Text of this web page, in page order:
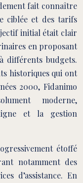
fait connaître
ciblée et des tarifs
initial était clair
en proposant
différents budgets.
historiques qui ont
2000, Fidanimo
moderne,
et la gestion
étoffé
notamment des
d’assistance. En